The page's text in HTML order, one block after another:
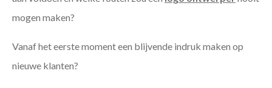
mogen maken?
Vanaf het eerste moment een blijvende indruk maken op
nieuwe klanten?